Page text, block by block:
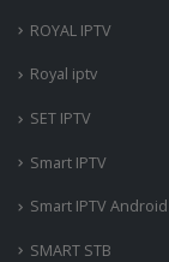
ROYAL IPTV
Royal iptv
SET IPTV
Smart IPTV
Smart IPTV Android
SMART STB